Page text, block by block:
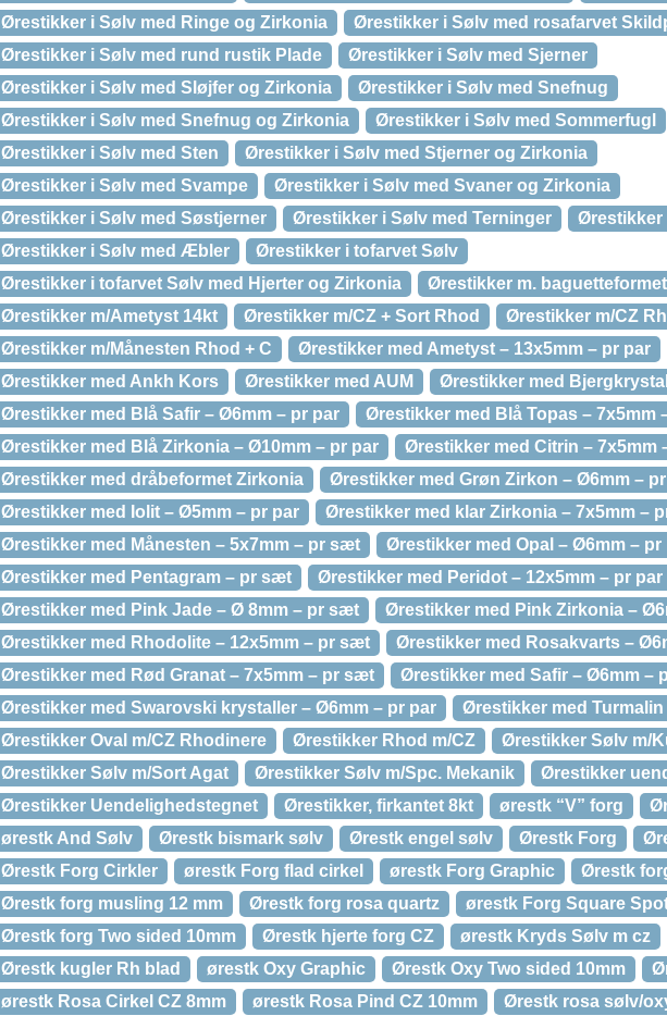
Ørestikker i Sølv med Ringe og Zirkonia
Ørestikker i Sølv med rosafarvet
Ørestikker i Sølv med rund rustik Plade
Ørestikker i Sølv med Sjerner
Ørestikker i Sølv med Sløjfer og Zirkonia
Ørestikker i Sølv med Snefnug
Ørestikker i Sølv med Snefnug og Zirkonia
Ørestikker i Sølv med Sommerfugl
Ørestikker i Sølv med Sten
Ørestikker i Sølv med Stjerner og Zirkonia
Ørestikker i Sølv med Svampe
Ørestikker i Sølv med Svaner og Zirkonia
Ørestikker i Sølv med Søstjerner
Ørestikker i Sølv med Terninger
Ørestikker
Ørestikker i Sølv med Æbler
Ørestikker i tofarvet Sølv
Ørestikker i tofarvet Sølv med Hjerter og Zirkonia
Ørestikker m.
Ørestikker m/Ametyst 14kt
Ørestikker m/CZ + Sort Rhod
Ørestikker m/CZ
Ørestikker m/Månesten Rhod + C
Ørestikker med Ametyst – 13x5mm – pr par
Ørestikker med Ankh Kors
Ørestikker med AUM
Ørestikker med
Ørestikker med Blå Safir – Ø6mm – pr par
Ørestikker med Blå Topas – 7x5mm
Ørestikker med Blå Zirkonia – Ø10mm – pr par
Ørestikker med Citrin – 7x5mm
Ørestikker med dråbeformet Zirkonia
Ørestikker med Grøn Zirkon – Ø6mm –
Ørestikker med Iolit – Ø5mm – pr par
Ørestikker med klar Zirkonia – 7x5mm –
Ørestikker med Månesten – 5x7mm – pr sæt
Ørestikker med Opal – Ø6mm – pr
Ørestikker med Pentagram – pr sæt
Ørestikker med Peridot – 12x5mm – pr par
Ørestikker med Pink Jade – Ø 8mm – pr sæt
Ørestikker med Pink Zirkonia –
Ørestikker med Rhodolite – 12x5mm – pr sæt
Ørestikker med Rosakvarts –
Ørestikker med Rød Granat – 7x5mm – pr sæt
Ørestikker med Safir – Ø6mm –
Ørestikker med Swarovski krystaller – Ø6mm – pr par
Ørestikker med Turmalin
Ørestikker Oval m/CZ Rhodinere
Ørestikker Rhod m/CZ
Ørestikker Sølv m/
Ørestikker Sølv m/Sort Agat
Ørestikker Sølv m/Spc. Mekanik
Ørestikker
Ørestikker Uendelighedstegnet
Ørestikker, firkantet 8kt ørestk “V” forg
ørestk And Sølv
Ørestk bismark sølv Ørestk engel sølv Ørestk Forg
Ørestk Forg Cirkler
ørestk Forg flad cirkel ørestk Forg Graphic
Ørestk
Ørestk forg musling 12 mm
Ørestk forg rosa quartz
ørestk Forg Square
Ørestk forg Two sided 10mm
Ørestk hjerte forg CZ
ørestk Kryds Sølv m cz
Ørestk kugler Rh blad
ørestk Oxy Graphic Ørestk Oxy Two sided 10mm
ørestk Rosa Cirkel CZ 8mm
ørestk Rosa Pind CZ 10mm
Ørestk rosa sølv/